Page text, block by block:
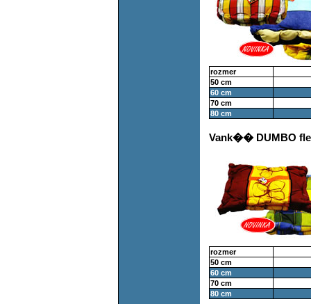
rozmer
50 cm
60 cm
70 cm
80 cm
Vank�� DUMBO
rozmer
50 cm
60 cm
70 cm
80 cm